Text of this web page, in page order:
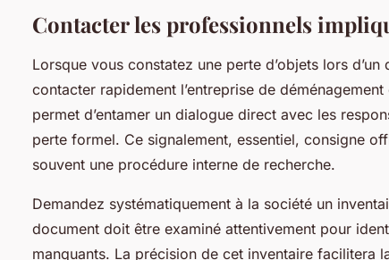
Contacter les professionnels
Lorsque vous constatez une perte d’objets lors
contacter rapidement l’entreprise de
permet d’entamer un dialogue direct avec les
perte formel. Ce signalement, essentiel, consigne
souvent une procédure interne de recherche.
Demandez systématiquement à la société un
document doit être examiné attentivement pour
manquants. La précision de cet inventaire facilitera